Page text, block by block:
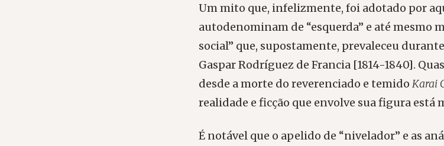
Um mito que, infelizmente, foi adotado por
autodenominam de “esquerda” e até mesmo
social” que, supostamente, prevaleceu
Gaspar Rodríguez de Francia [1814-1840].
desde a morte do reverenciado e temido Karai
realidade e ficção que envolve sua figura está
É notável que o apelido de “nivelador” e as